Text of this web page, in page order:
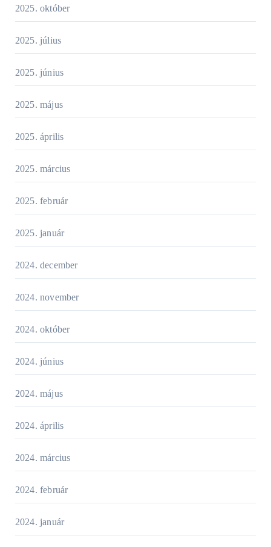
2025. október
2025. július
2025. június
2025. május
2025. április
2025. március
2025. február
2025. január
2024. december
2024. november
2024. október
2024. június
2024. május
2024. április
2024. március
2024. február
2024. január